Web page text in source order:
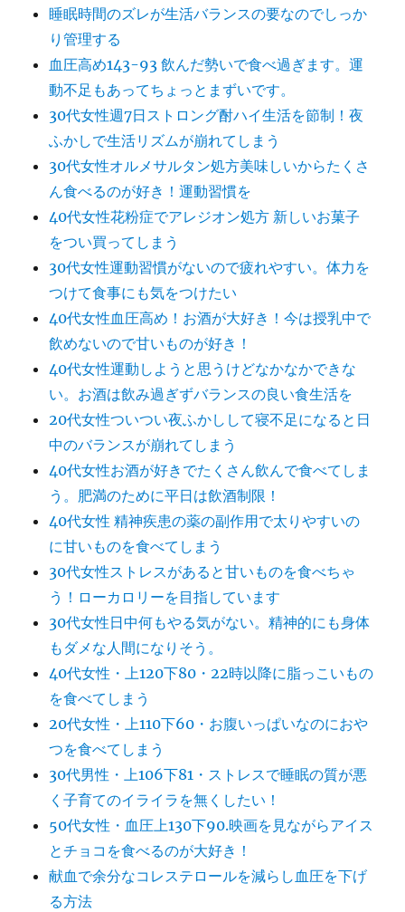
睡眠時間のズレが生活バランスの要なのでしっか
り管理する
血圧高め143-93 飲んだ勢いで食べ過ぎます。運
動不足もあってちょっとまずいです。
30代女性週7日ストロング酎ハイ生活を節制！夜
ふかしで生活リズムが崩れてしまう
30代女性オルメサルタン処方美味しいからたくさ
ん食べるのが好き！運動習慣を
40代女性花粉症でアレジオン処方 新しいお菓子
をつい買ってしまう
30代女性運動習慣がないので疲れやすい。体力を
つけて食事にも気をつけたい
40代女性血圧高め！お酒が大好き！今は授乳中で
飲めないので甘いものが好き！
40代女性運動しようと思うけどなかなかできな
い。お酒は飲み過ぎずバランスの良い食生活を
20代女性ついつい夜ふかしして寝不足になると日
中のバランスが崩れてしまう
40代女性お酒が好きでたくさん飲んで食べてしま
う。肥満のために平日は飲酒制限！
40代女性 精神疾患の薬の副作用で太りやすいの
に甘いものを食べてしまう
30代女性ストレスがあると甘いものを食べちゃ
う！ローカロリーを目指しています
30代女性日中何もやる気がない。精神的にも身体
もダメな人間になりそう。
40代女性・上120下80・22時以降に脂っこいもの
を食べてしまう
20代女性・上110下60・お腹いっぱいなのにおや
つを食べてしまう
30代男性・上106下81・ストレスで睡眠の質が悪
く子育てのイライラを無くしたい！
50代女性・血圧上130下90.映画を見ながらアイス
とチョコを食べるのが大好き！
献血で余分なコレステロールを減らし血圧を下げ
る方法